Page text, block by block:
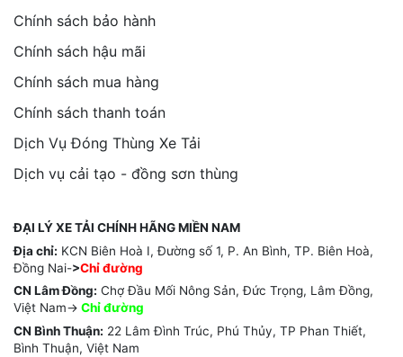
Chính sách bảo hành
Chính sách hậu mãi
Chính sách mua hàng
Chính sách thanh toán
Dịch Vụ Đóng Thùng Xe Tải
Dịch vụ cải tạo - đồng sơn thùng
ĐẠI LÝ XE TẢI CHÍNH HÃNG MIỀN NAM
Địa chỉ: KCN Biên Hoà I, Đường số 1, P. An Bình, TP. Biên Hoà,
Đồng Nai->Chỉ đường
CN Lâm Đồng: Chợ Đầu Mối Nông Sản, Đức Trọng, Lâm Đồng,
Việt Nam-> Chỉđường
CN Bình Thuận: 22 Lâm Đình Trúc, Phú Thủy, TP Phan Thiết,
Bình Thuận, Việt Nam